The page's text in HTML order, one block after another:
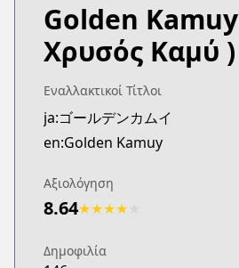
Golden Kamuy
Χρυσός Καμύ )
Εναλλακτικοί Τίτλοι
ja:ゴールデンカムイ
en:Golden Kamuy
Αξιολόγηση
8.64★★★★
Δημοφιλία